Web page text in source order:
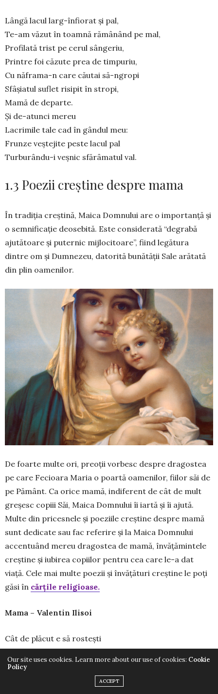
Lângă lacul larg-înfiorat şi pal,
Te-am văzut în toamnă rămânând pe mal,
Profilată trist pe cerul sângeriu,
Printre foi căzute prea de timpuriu,
Cu năframa-n care căutai să-ngropi
Sfâşiatul suflet risipit în stropi,
Mamă de departe.
Şi de-atunci mereu
Lacrimile tale cad în gândul meu:
Frunze veştejite peste lacul pal
Turburându-i veşnic sfărâmatul val.
1.3 Poezii creștine despre mama
În tradiția creștină, Maica Domnului are o importanță și
o semnificație deosebită. Este considerată “degrabă
ajutătoare și puternic mijlocitoare”, fiind legătura
dintre om și Dumnezeu, datorită bunătății Sale arătată
din plin oamenilor.
De foarte multe ori, preoții vorbesc despre dragostea
pe care Fecioara Maria o poartă oamenilor, fiilor săi de
pe Pământ. Ca orice mamă, indiferent de cât de mult
greșesc copiii Săi, Maica Domnului îi iartă și îi ajută.
Multe din pricesnele și poeziile creștine despre mamă
sunt dedicate sau fac referire și la Maica Domnului
accentuând mereu dragostea de mamă, învățămintele
creștine și iubirea copiilor pentru cea care le-a dat
viață. Cele mai multe poezii și învățături creștine le poți
găsi în cărțile religioase.
Mama – Valentin Ilisoi
Cât de plăcut e să rostești
Un nume plin de faimă
Dar orișiunde te găsești
Nicicând nu ai să întâlnești
Our site uses cookies. Learn more about our use of cookies: Cookie
Policy
ACCEPT